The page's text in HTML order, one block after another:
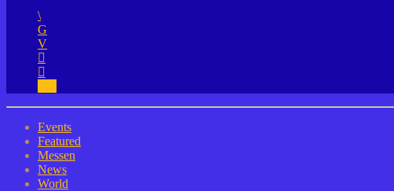
Events
Featured
Messen
News
World